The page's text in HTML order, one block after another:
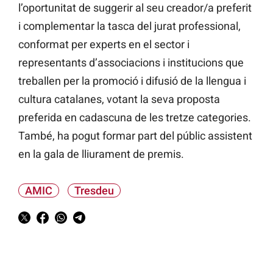
l’oportunitat de suggerir al seu creador/a preferit
i complementar la tasca del jurat professional,
conformat per experts en el sector i
representants d’associacions i institucions que
treballen per la promoció i difusió de la llengua i
cultura catalanes, votant la seva proposta
preferida en cadascuna de les tretze categories.
També, ha pogut formar part del públic assistent
en la gala de lliurament de premis.
AMIC Tresdeu